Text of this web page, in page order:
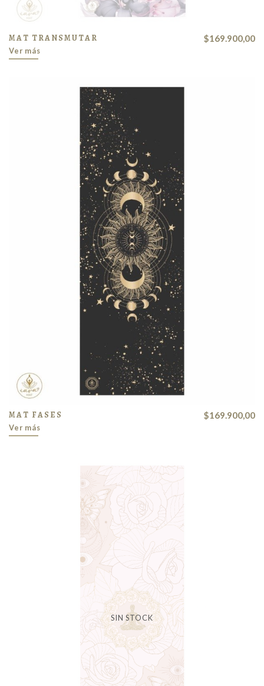
MAT TRANSMUTAR $169.900,00
Ver más
MAT FASES $169.900,00
Ver más
SIN STOCK